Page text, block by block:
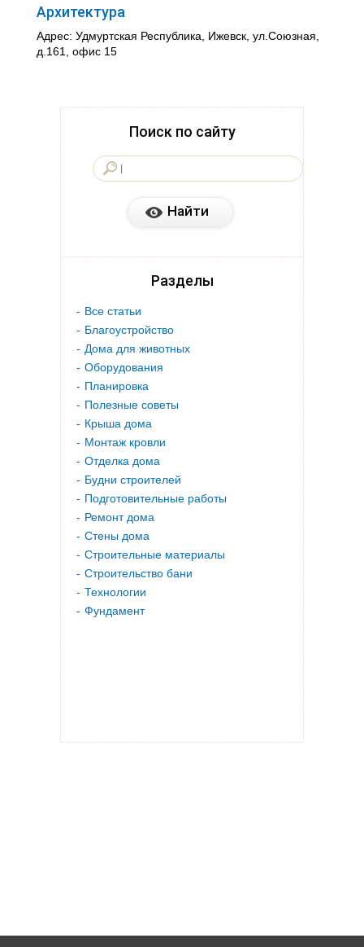
Архитектура
Адрес: Удмуртская Республика, Ижевск, ул.Союзная,
д.161, офис 15
Поиск по сайту
Разделы
Все статьи
Благоустройство
Дома для животных
Оборудования
Планировка
Полезные советы
Крыша дома
Монтаж кровли
Отделка дома
Будни строителей
Подготовительные работы
Ремонт дома
Стены дома
Строительные материалы
Строительство бани
Технологии
Фундамент